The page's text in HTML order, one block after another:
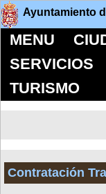
Ayuntamiento
MENU
SERVICIOS
TURISMO
Contratación